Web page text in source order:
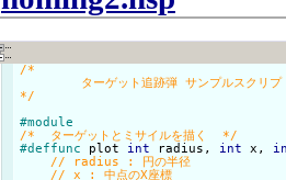
/*
*/
#module
/*  ターゲットとミサイルを描く  */
#deffunc
plot int radius, int x,